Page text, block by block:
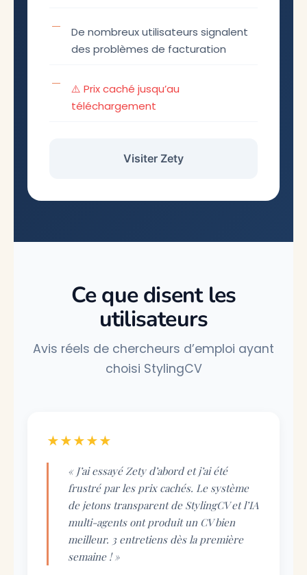
De nombreux utilisateurs signalent
des problèmes de facturation
⚠️ Prix caché jusqu’au
téléchargement
Visiter Zety
Ce que disent les
utilisateurs
Avis réels de chercheurs d’emploi ayant
choisi StylingCV
★★★★★
« J’ai essayé Zety d’abord et j’ai été
frustré par les prix cachés. Le système
de jetons transparent de StylingCV et l’IA
multi-agents ont produit un CV bien
meilleur. 3 entretiens dès la première
semaine ! »